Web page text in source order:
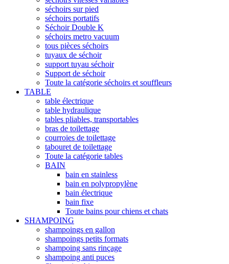
séchoirs sur pied
séchoirs portatifs
Séchoir Double K
séchoirs metro vacuum
tous pièces séchoirs
tuyaux de séchoir
support tuyau séchoir
Support de séchoir
Toute la catégorie séchoirs et souffleurs
TABLE
table électrique
table hydraulique
tables pliables, transportables
bras de toilettage
courroies de toilettage
tabouret de toilettage
Toute la catégorie tables
BAIN
bain en stainless
bain en polypropylène
bain électrique
bain fixe
Toute bains pour chiens et chats
SHAMPOING
shampoings en gallon
shampoings petits formats
shampoing sans rinçage
shampoing anti puces